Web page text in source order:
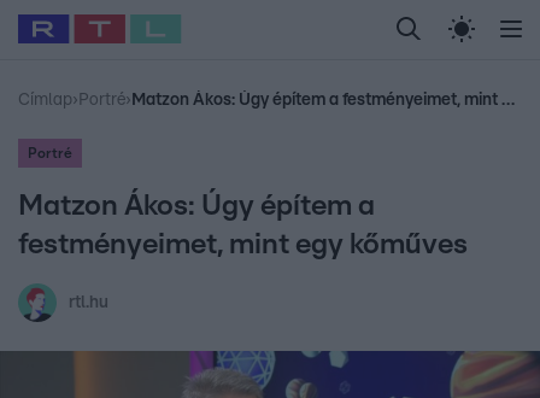
Legfrissebb RTL Híradó Randi Celeb vagyok,
Babits Marcella Most Wanted Gallusz
Címlap› Portré› Matzon Ákos: Úgy építem a festményeimet, mint egy kőműves
Portré
Matzon Ákos: Úgy építem a
festményeimet, mint egy kőműves
rtl.hu